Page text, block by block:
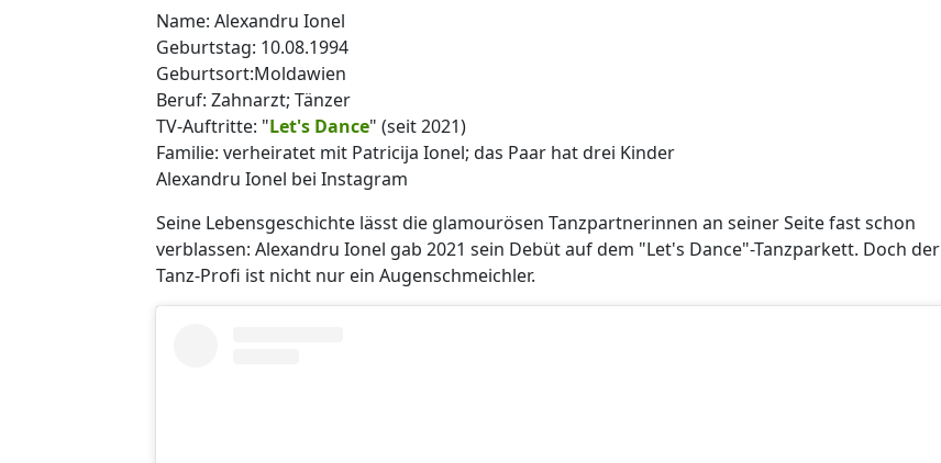
Name: Alexandru Ionel
Geburtstag: 10.08.1994
Geburtsort:Moldawien
Beruf: Zahnarzt; Tänzer
TV-Auftritte: "Let's Dance" (seit 2021)
Familie: verheiratet mit Patricija Ionel; das Paar hat drei Kinder
Alexandru Ionel bei Instagram
Seine Lebensgeschichte lässt die glamourösen Tanzpartnerinnen an seiner Seite fast schon
verblassen: Alexandru Ionel gab 2021 sein Debüt auf dem "Let's Dance"-Tanzparkett. Doch der
Tanz-Profi ist nicht nur ein Augenschmeichler.